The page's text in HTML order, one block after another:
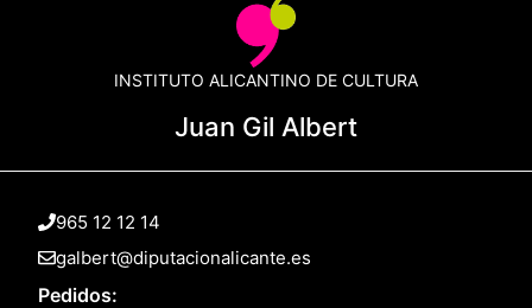
INSTITUTO ALICANTINO DE CULTURA
Juan Gil Albert
965 12 12 14
galbert@diputacionalicante.es
Pedidos: